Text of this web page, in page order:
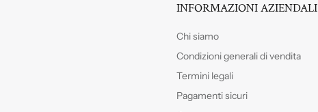
INFORMAZIONI AZIENDALI
Chi siamo
Condizioni generali di vendita
Termini legali
Pagamenti sicuri